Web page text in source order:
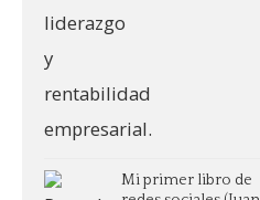
Mi primer libro de